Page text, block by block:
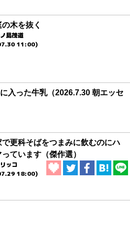
の木を抜く
島茂道
11:00)
入った牛乳（2026.7.30 朝エッセ
で更科そばをつまみに飲むのにハ
っています（傑作選）
ッコ
18:00)